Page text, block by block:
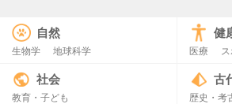
自然
生物学 地球科学
健
医療
社会
教育・子ども
古
歴史・考